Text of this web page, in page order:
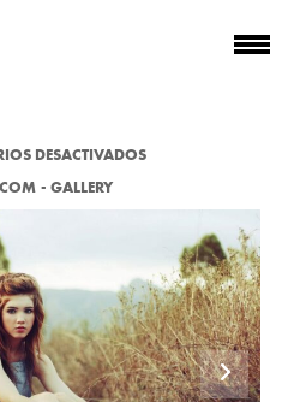
DESACTIVADOSEN
GALLERY